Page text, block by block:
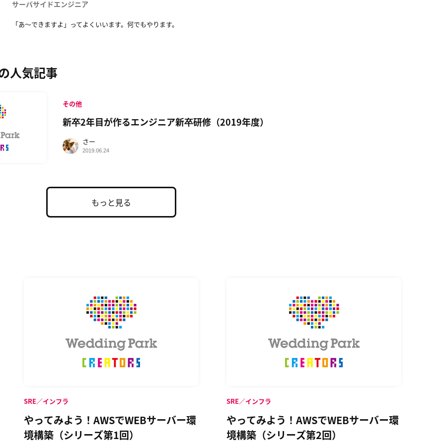
サーバサイドエンジニア
「あ〜できますよ」ってよくいいます。何でもやります。
人気記事
新卒2年目が作るエンジニア新卒研修（2019年度）
その他
さー
2019.06.24
もっと見る
やってみよう！AWSでWEBサーバー環
境構築（シリーズ第1回）
SRE／インフラ
やってみよう！AWSでWEBサーバー環
境構築（シリーズ第2回）
SRE／インフラ